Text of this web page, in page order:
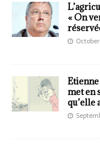
« On
met en
qu’elle